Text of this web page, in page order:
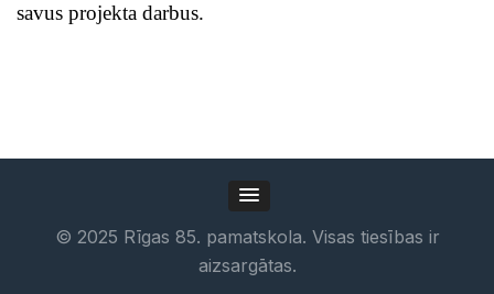
savus projekta darbus.
© 2025 Rīgas 85. pamatskola. Visas tiesības ir
aizsargātas.